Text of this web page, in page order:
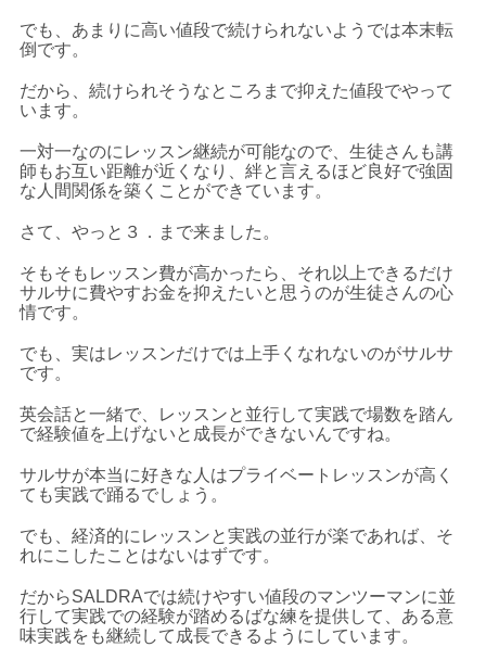
でも、あまりに高い値段で続けられないようでは本末転
倒です。
だから、続けられそうなところまで抑えた値段でやって
います。
一対一なのにレッスン継続が可能なので、生徒さんも講
師もお互い距離が近くなり、絆と言えるほど良好で強固
な人間関係を築くことができています。
さて、やっと３．まで来ました。
そもそもレッスン費が高かったら、それ以上できるだけ
サルサに費やすお金を抑えたいと思うのが生徒さんの心
情です。
でも、実はレッスンだけでは上手くなれないのがサルサ
です。
英会話と一緒で、レッスンと並行して実践で場数を踏ん
で経験値を上げないと成長ができないんですね。
サルサが本当に好きな人はプライベートレッスンが高く
ても実践で踊るでしょう。
でも、経済的にレッスンと実践の並行が楽であれば、そ
れにこしたことはないはずです。
だからSALDRAでは続けやすい値段のマンツーマンに並
行して実践での経験が踏めるばな練を提供して、ある意
味実践をも継続して成長できるようにしています。